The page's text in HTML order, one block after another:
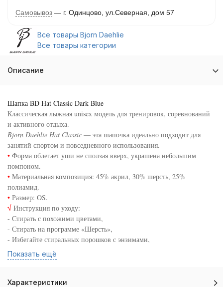
Самовывоз г. Одинцово, ул.Северная, дом 57
Все товары Bjorn Daehlie
Все товары категории
Описание
Шапка BD Hat Classic Dark Blue
Классическая лыжная unisex модель для тренировок, соревнований
и активного отдыха.
Bjorn Daehlie Hat Classic — эта шапочка идеально подходит для
занятий спортом и повседневного использования.
• Форма облегает уши не сползая вверх, украшена небольшим
помпоном.
• Материальная композиция: 45% акрил, 30% шерсть, 25%
полиамид.
• Размер: OS.
√ Инструкция по уходу:
- Стирать с похожими цветами,
- Стирать на программе «Шерсть»,
- Избегайте стиральных порошков с энзимами,
- Не используйте кондиционер для белья,
- Придайте форму и высушите на плоской поверхности,
подвергать химической чистке.
Показать ещё
Характеристики